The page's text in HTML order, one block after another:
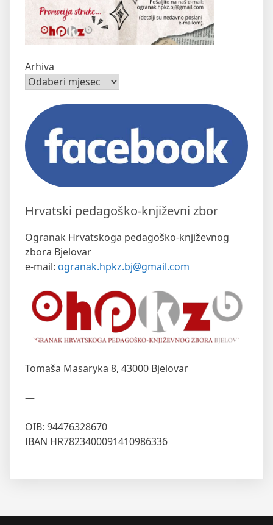
Arhiva
Hrvatski pedagoško-književni zbor
Ogranak Hrvatskoga pedagoško-književnog
zbora Bjelovar
e-mail: ogranak.hpkz.bj@gmail.com
Tomaša Masaryka 8, 43000 Bjelovar
—
OIB: 94476328670
IBAN HR7823400091410986336